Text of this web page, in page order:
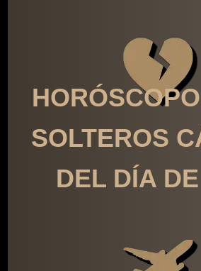
SOLTEROS
DEL DÍA